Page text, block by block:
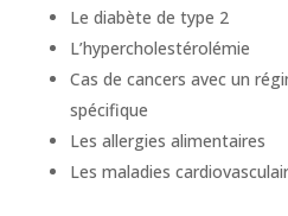
Le diabète de type 2
L’hypercholestérolémie
Cas de cancers avec un
spécifique
Les allergies alimentaires
Les maladies